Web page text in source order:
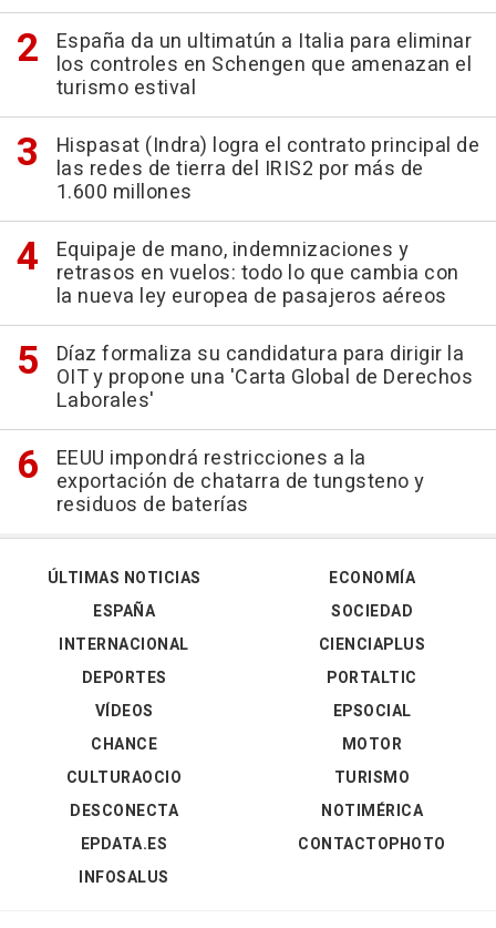
España da un ultimatún a Italia para eliminar
los controles en Schengen que amenazan el
turismo estival
Hispasat (Indra) logra el contrato principal de
las redes de tierra del IRIS2 por más de
1.600 millones
Equipaje de mano, indemnizaciones y
retrasos en vuelos: todo lo que cambia con
la nueva ley europea de pasajeros aéreos
Díaz formaliza su candidatura para dirigir la
OIT y propone una 'Carta Global de Derechos
Laborales'
EEUU impondrá restricciones a la
exportación de chatarra de tungsteno y
residuos de baterías
ÚLTIMAS NOTICIAS
ESPAÑA
INTERNACIONAL
DEPORTES
VÍDEOS
ECONOMÍA
SOCIEDAD
CIENCIAPLUS
PORTALTIC
EPSOCIAL
CHANCE
CULTURAOCIO
DESCONECTA
EPDATA.ES
INFOSALUS
MOTOR
TURISMO
NOTIMÉRICA
CONTACTOPHOTO